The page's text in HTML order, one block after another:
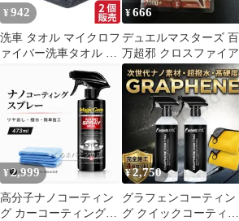
¥ 942
洗車 タオル マイクロフ
ァイバー洗車タオル ふ
きあげ クロス ツイスト
パイル 超吸水クロス 柔
らかい 洗車家事用 速乾
掃除 ふき取り 傷防止
40*60cm (2枚入)
¥666
デュエルマスターズ 百
万超邪 クロスファイア
¥2,999
高分子ナノコーティン
グ カーコーティング剤
¥2,750
グラフェンコーティン
グ クイックコーティン